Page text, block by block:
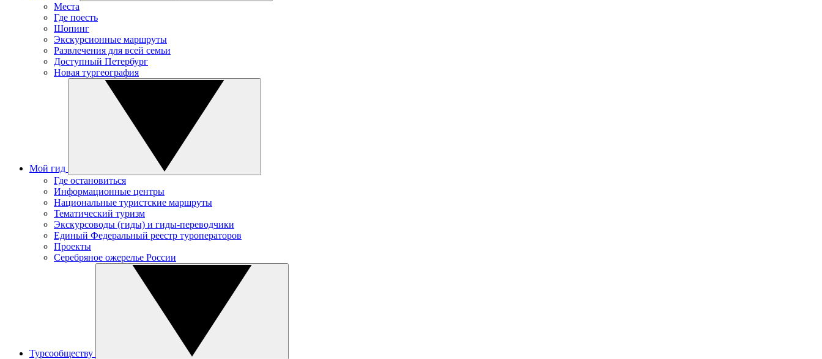
Места
Где поесть
Шопинг
Экскурсионные маршруты
Развлечения для всей семьи
Доступный Петербург
Новая тургеография
Мой гид
Где остановиться
Информационные центры
Национальные туристские маршруты
Тематический туризм
Экскурсоводы (гиды) и гиды-переводчики
Единый Федеральный реестр туроператоров
Проекты
Серебряное ожерелье России
Турсообществу